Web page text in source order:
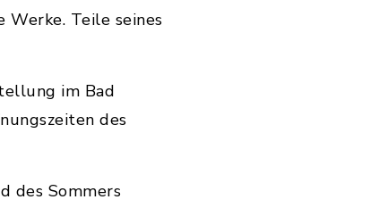
Teile seines
im Bad
des
des Sommers